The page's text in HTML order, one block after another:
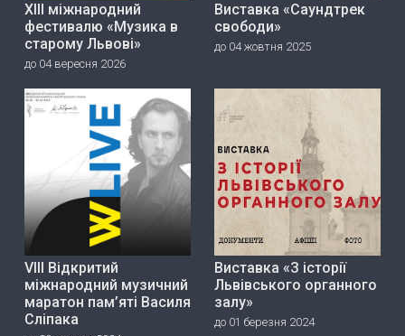
ХІІІ міжнародний
фестивалю «Музика в
старому Львові»
до 04 вересня 2026
Виставка «Саундтрек
свободи»
до 04 жовтня 2025
VIII Відкритий
міжнародний музичний
маратон пам’яті Василя
Сліпака
Виставка «З історії
Львівського органного
залу»
до 01 березня 2024